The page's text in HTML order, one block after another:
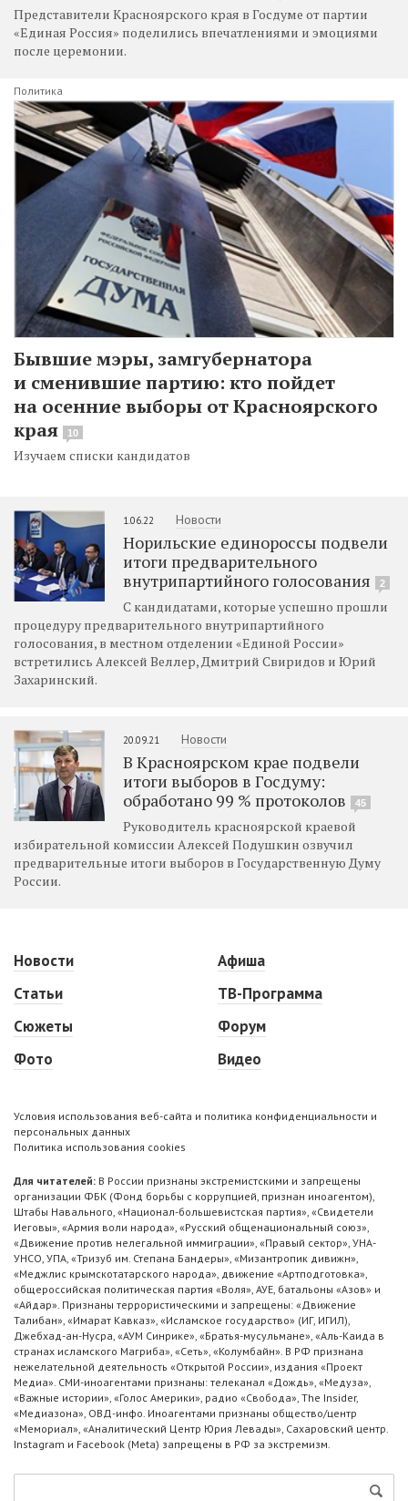
Представители Красноярского края в Госдуме от партии
«Единая Россия» поделились впечатлениями и эмоциями
после церемонии.
Политика
Бывшие мэры, замгубернатора
и сменившие партию: кто пойдет
на осенние выборы от Красноярского
края
10
Изучаем списки кандидатов
1.06.22 Новости
Норильские единороссы подвели
итоги предварительного
внутрипартийного голосования
2
С кандидатами, которые успешно прошли
процедуру предварительного внутрипартийного
голосования, в местном отделении «Единой России»
встретились Алексей Веллер, Дмитрий Свиридов и Юрий
Захаринский.
20.09.21 Новости
В Красноярском крае подвели
итоги выборов в Госдуму:
обработано 99 % протоколов
45
Руководитель красноярской краевой
избирательной комиссии Алексей Подушкин озвучил
предварительные итоги выборов в Государственную Думу
России.
Новости
Статьи
Сюжеты
Фото
Афиша
ТВ-Программа
Форум
Видео
Условия использования веб-сайта и политика конфиденциальности и
персональных данных
Политика использования cookies
Для читателей: В России признаны экстремистскими и запрещены
организации ФБК (Фонд борьбы с коррупцией, признан иноагентом),
Штабы Навального, «Национал-большевистская партия», «Свидетели
Иеговы», «Армия воли народа», «Русский общенациональный союз»,
«Движение против нелегальной иммиграции», «Правый сектор», УНА-
УНСО, УПА, «Тризуб им. Степана Бандеры», «Мизантропик дивижн»,
«Меджлис крымскотатарского народа», движение «Артподготовка»,
общероссийская политическая партия «Воля», АУЕ, батальоны «Азов» и
«Айдар». Признаны террористическими и запрещены: «Движение
Талибан», «Имарат Кавказ», «Исламское государство» (ИГ, ИГИЛ),
Джебхад-ан-Нусра, «АУМ Синрике», «Братья-мусульмане», «Аль-Каида в
странах исламского Магриба», «Сеть», «Колумбайн». В РФ признана
нежелательной деятельность «Открытой России», издания «Проект
Медиа». СМИ-иноагентами признаны: телеканал «Дождь», «Медуза»,
«Важные истории», «Голос Америки», радио «Свобода», The Insider,
«Медиазона», ОВД-инфо. Иноагентами признаны общество/центр
«Мемориал», «Аналитический Центр Юрия Левады», Сахаровский центр.
Instagram и Facebook (Metа) запрещены в РФ за экстремизм.